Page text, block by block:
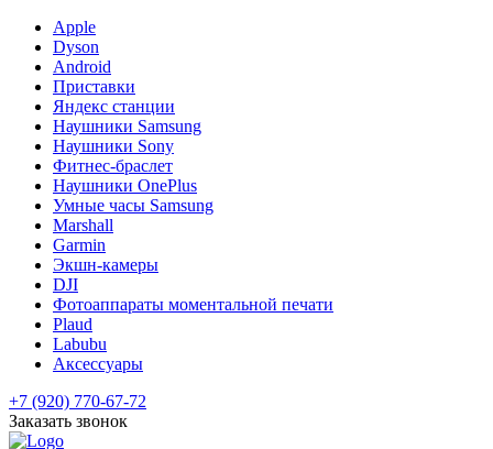
Apple
Dyson
Android
Приставки
Яндекс станции
Наушники Samsung
Наушники Sony
Фитнес-браслет
Наушники OnePlus
Умные часы Samsung
Marshall
Garmin
Экшн-камеры
DJI
Фотоаппараты моментальной печати
Plaud
Labubu
Аксессуары
+7 (920) 770-67-72
Заказать звонок